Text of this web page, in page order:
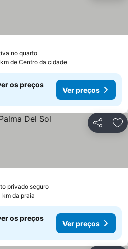
no quartoVer preços
de Centro da cidade
os preços
Ver preços
Partilhar
privado seguroVer preços
km da praia
os preços
Ver preços